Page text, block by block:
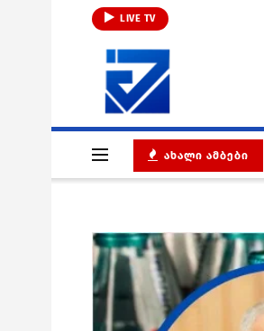
LIVE TV
ᲐᲮᲐᲚᲘ ᲐᲛᲑᲔᲑᲘ